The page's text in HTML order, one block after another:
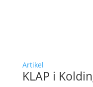
Artikel
KLAP i